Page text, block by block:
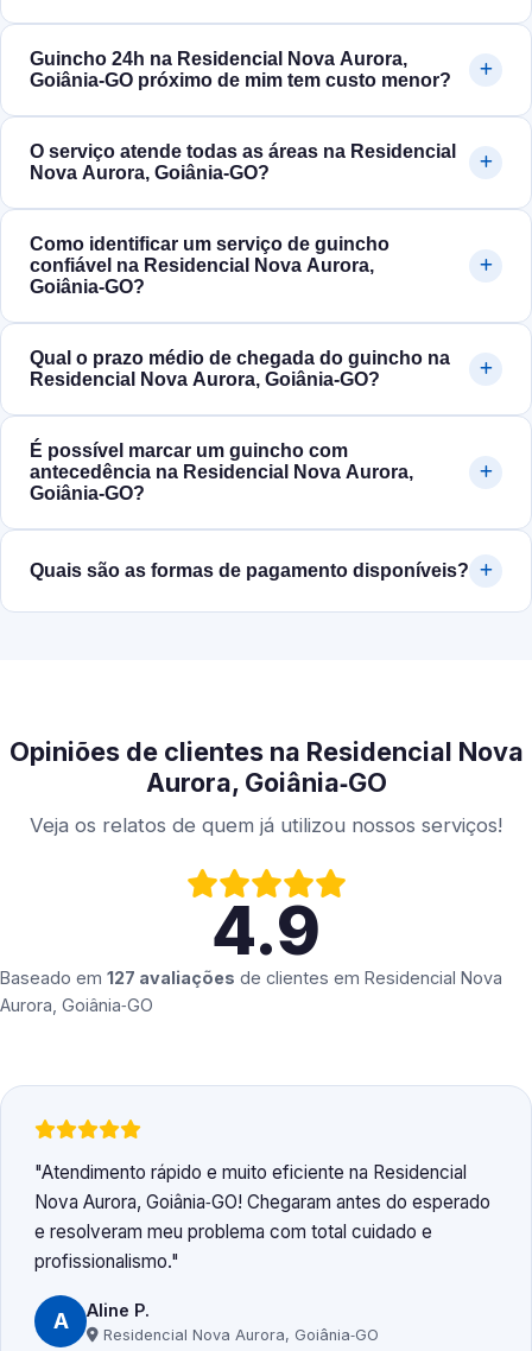
Guincho 24h na Residencial Nova Aurora,
Goiânia‑GO próximo de mim tem custo menor?
O serviço atende todas as áreas na Residencial
Nova Aurora, Goiânia‑GO?
Como identificar um serviço de guincho
confiável na Residencial Nova Aurora,
Goiânia‑GO?
Qual o prazo médio de chegada do guincho na
Residencial Nova Aurora, Goiânia‑GO?
É possível marcar um guincho com
antecedência na Residencial Nova Aurora,
Goiânia‑GO?
Quais são as formas de pagamento disponíveis?
Opiniões de clientes na Residencial Nova
Aurora, Goiânia‑GO
Veja os relatos de quem já utilizou nossos serviços!
4.9
Baseado em 127 avaliações de clientes em Residencial Nova
Aurora, Goiânia‑GO
Atendimento rápido e muito eficiente na Residencial
Nova Aurora, Goiânia‑GO! Chegaram antes do esperado
e resolveram meu problema com total cuidado e
profissionalismo.
A Aline P.
Residencial Nova Aurora, Goiânia‑GO